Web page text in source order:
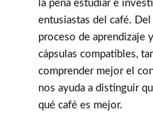
la pena estudiar e
entusiastas del café.
proceso de aprendizaje
cápsulas compatibles,
comprender mejor el
nos ayuda a distinguir
qué café es mejor.